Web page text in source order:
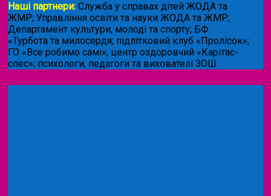
Наші партнери: Служба у справах дітей ЖОДА та
ЖМР; Управління освіти та науки ЖОДА та ЖМР;
Департамент культури, молоді та спорту; БФ
«Турбота та милосердя; підлітковий клуб «Пролісок»;
ГО «Все робимо самі»; центр оздоровчий «Карітас-
спес»; психологи, педагоги та вихователі ЗОШ.